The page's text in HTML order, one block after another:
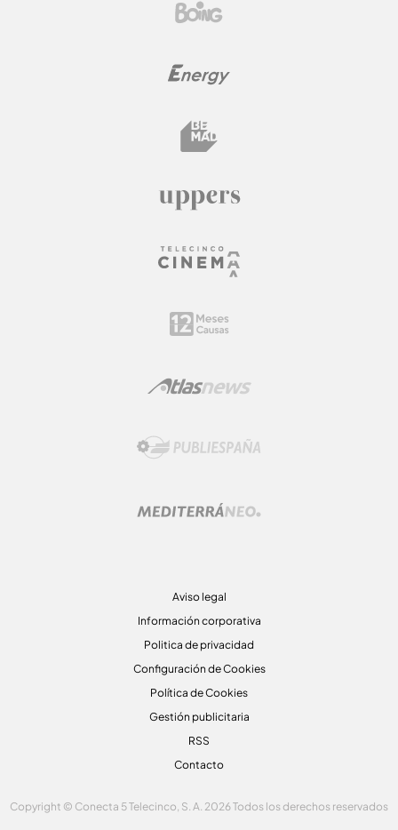
Aviso legal
Información corporativa
Politica de privacidad
Configuración de Cookies
Política de Cookies
Gestión publicitaria
RSS
Contacto
Copyright © Conecta 5 Telecinco, S. A. 2026 Todos los derechos reservados